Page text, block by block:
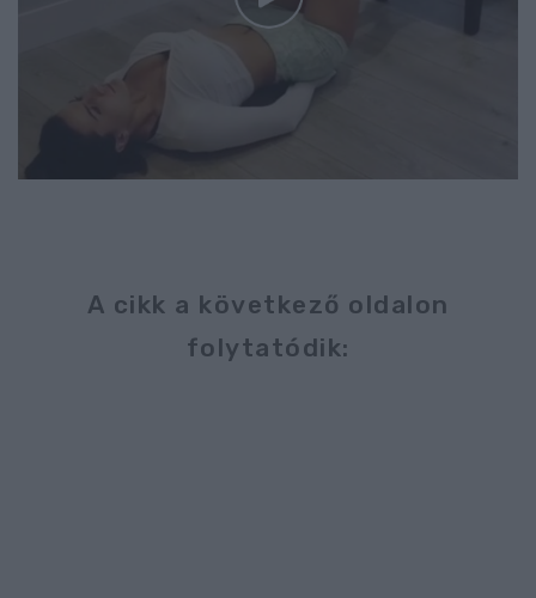
A cikk a következő oldalon
folytatódik: